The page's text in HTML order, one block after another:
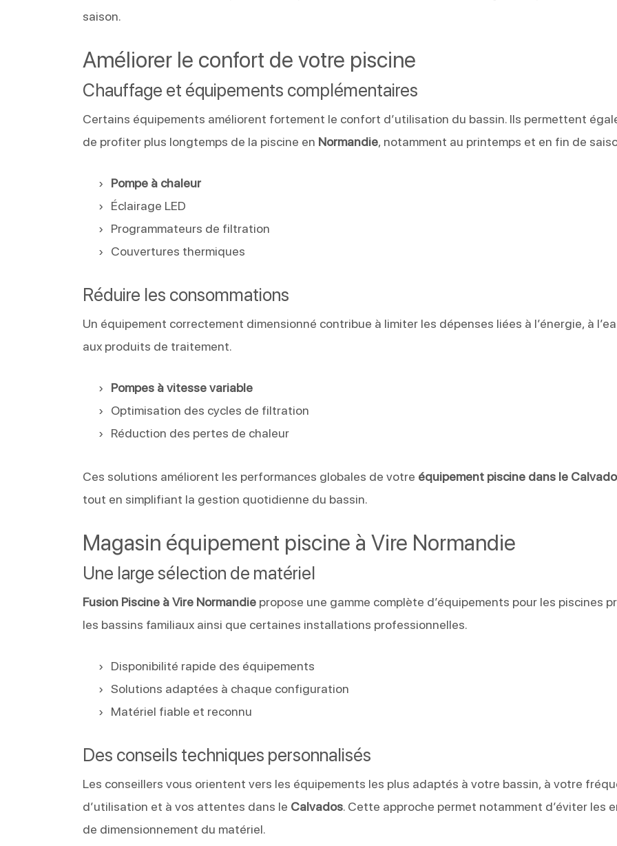
saison.
Améliorer le confort de votre piscine
Chauffage et équipements complémentaires
Certains équipements améliorent fortement le confort d’utilisation du bassin. Ils permettent
de profiter plus longtemps de la piscine en Normandie, notamment au printemps et en fin de
Pompe à chaleur
Éclairage LED
Programmateurs de filtration
Couvertures thermiques
Réduire les consommations
Un équipement correctement dimensionné contribue à limiter les dépenses liées à l’énergie, à
aux produits de traitement.
Pompes à vitesse variable
Optimisation des cycles de filtration
Réduction des pertes de chaleur
Ces solutions améliorent les performances globales de votre équipement piscine dans le
tout en simplifiant la gestion quotidienne du bassin.
Magasin équipement piscine à Vire Normandie
Une large sélection de matériel
Fusion Piscine à Vire Normandie propose une gamme complète d’équipements pour les piscines
les bassins familiaux ainsi que certaines installations professionnelles.
Disponibilité rapide des équipements
Solutions adaptées à chaque configuration
Matériel fiable et reconnu
Des conseils techniques personnalisés
Les conseillers vous orientent vers les équipements les plus adaptés à votre bassin, à votre
d’utilisation et à vos attentes dans le Calvados. Cette approche permet notamment d’éviter les
de dimensionnement du matériel.